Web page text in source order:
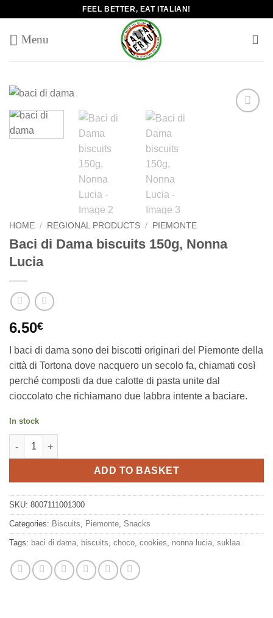
content
FEEL BETTER, EAT ITALIAN!
HOME / REGIONAL PRODUCTS / PIEMONTE
Baci di Dama biscuits 150g, Nonna
Lucia
6.50€
I baci di dama sono dei biscotti originari del Piemonte della
città di Tortona dove nacquero un secolo fa, chiamati così
perché composti da due calotte di pasta unite dal
cioccolato che richiamano due labbra intente a baciare.
In stock
Baci di Dama biscuits 150g, Nonna Lucia quantity
ADD TO BASKET
SKU: 8007111001300
Categories: Biscuits Piemonte Snacks
Tags: baci di dama biscuits choco cookies nonna lucia suklaa